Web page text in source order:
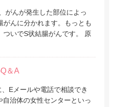
んが発生した部位によっ
んに分かれます。もっとも
ついでS状結腸がんです。 原
＆A
Eメールや電話で相談でき
治体の女性センターといっ